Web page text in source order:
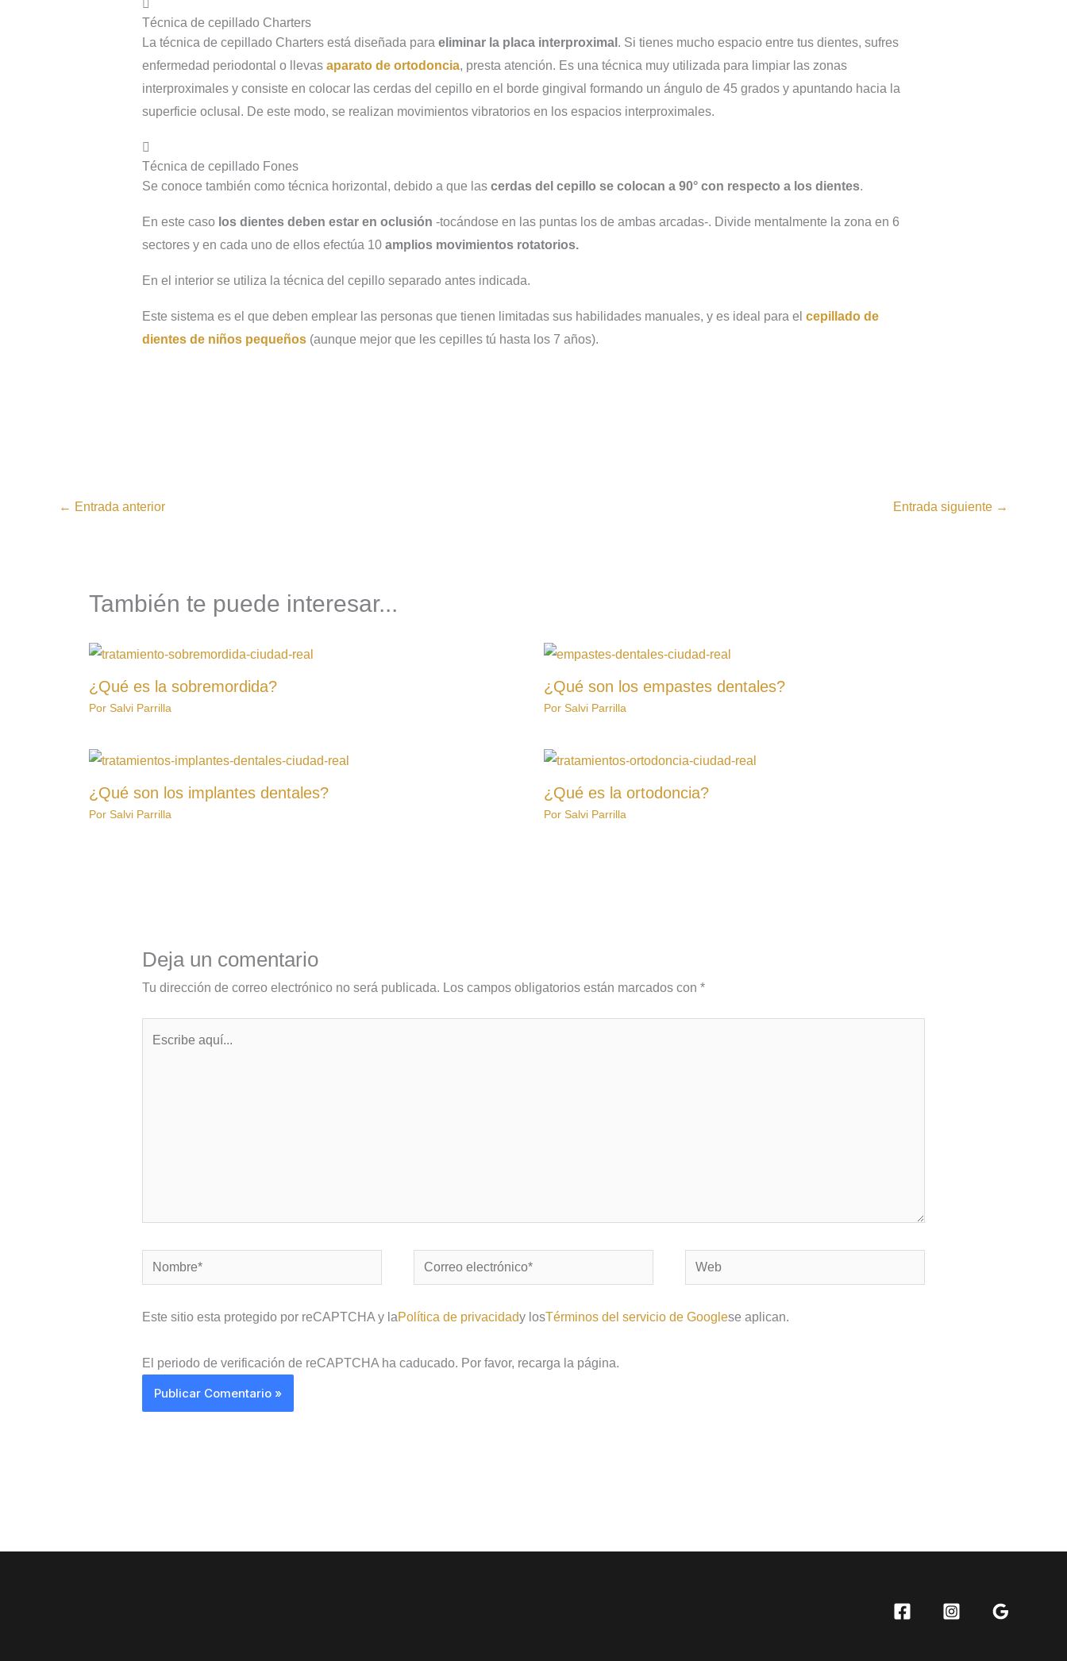
Técnica de cepillado Charters
La técnica de cepillado Charters está diseñada para eliminar la placa interproximal . Si tienes mucho espacio entre tus dientes, sufres
enfermedad periodontal o llevas aparato de ortodoncia, presta atención. Es una técnica muy utilizada para limpiar las zonas
interproximales y consiste en colocar las cerdas del cepillo en el borde gingival formando un ángulo de 45 grados y apuntando hacia la
superficie oclusal. De este modo, se realizan movimientos vibratorios en los espacios interproximales.
Técnica de cepillado Fones
Se conoce también como técnica horizontal, debido a que las cerdas del cepillo se colocan a 90° con respecto a los dientes.
En este caso los dientes deben estar en oclusión -tocándose en las puntas los de ambas arcadas-. Divide mentalmente la zona en 6
sectores y en cada uno de ellos efectúa 10 amplios movimientos rotatorios.
En el interior se utiliza la técnica del cepillo separado antes indicada.
Este sistema es el que deben emplear las personas que tienen limitadas sus habilidades manuales, y es ideal para el cepillado de
dientes de niños pequeños(aunque mejor que les cepilles tú hasta los 7 años).
← Entrada anterior Entrada siguiente →
También te puede interesar...
¿Qué es la sobremordida?
Por Salvi Parrilla
¿Qué son los empastes dentales?
Por Salvi Parrilla
¿Qué son los implantes dentales?
Por Salvi Parrilla
¿Qué es la ortodoncia?
Por Salvi Parrilla
Deja un comentario
Tu dirección de correo electrónico no será publicada. Los campos obligatorios están marcados con *
Nombre*
Correo
electrónico*
Web
Este sitio esta protegido por reCAPTCHA y laPolítica de privacidady losTérminos del servicio de Googlese aplican.
El periodo de verificación de reCAPTCHA ha caducado. Por favor, recarga la página.